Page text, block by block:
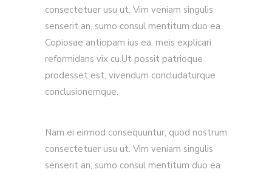
consectetuer usu ut. Vim veniam singulis
senserit an, sumo consul mentitum duo ea.
Copiosae antiopam ius ea, meis explicari
reformidans vix cu.Ut possit patrioque
prodesset est, vivendum concludaturque
conclusionemque.
Nam ei eirmod consequuntur, quod nostrum
consectetuer usu ut. Vim veniam singulis
senserit an, sumo consul mentitum duo ea.